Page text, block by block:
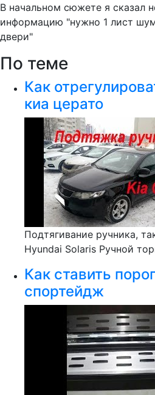
В начальном сюжете я сказал
информацию "нужно 1 лист
двери"
По теме
Как
киа церато
Подтягивание ручника,
Hyundai Solaris Ручной
Как ставить
спортейдж